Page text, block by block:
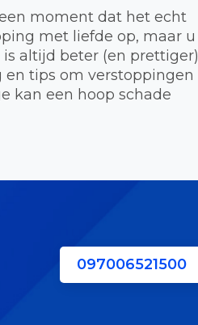
moment dat het echt
met liefde op, maar u
altijd beter (en prettiger)
tips om verstoppingen
kan een hoop schade
097006521500